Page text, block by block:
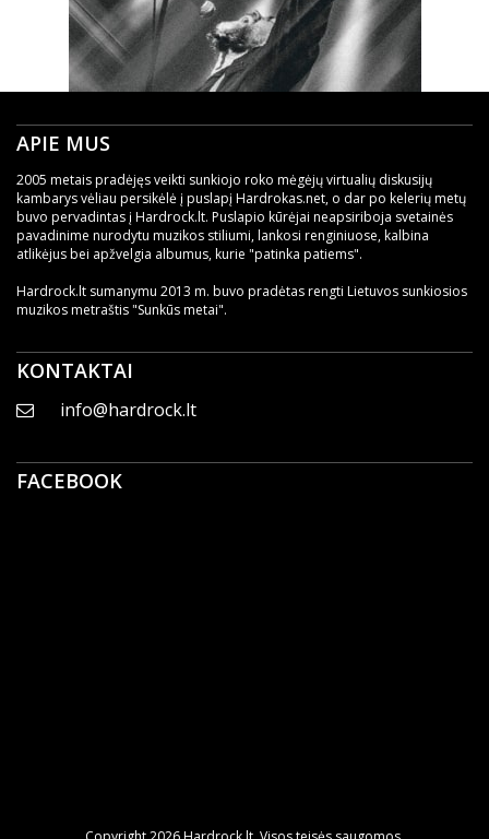
APIE MUS
2005 metais pradėjęs veikti sunkiojo roko mėgėjų virtualių diskusijų
kambarys vėliau persikėlė į puslapį Hardrokas.net, o dar po kelerių metų
buvo pervadintas į Hardrock.lt. Puslapio kūrėjai neapsiriboja svetainės
pavadinime nurodytu muzikos stiliumi, lankosi renginiuose, kalbina
atlikėjus bei apžvelgia albumus, kurie "patinka patiems".
Hardrock.lt sumanymu 2013 m. buvo pradėtas rengti Lietuvos sunkiosios
muzikos metraštis "Sunkūs metai".
KONTAKTAI
info@hardrock.lt
FACEBOOK